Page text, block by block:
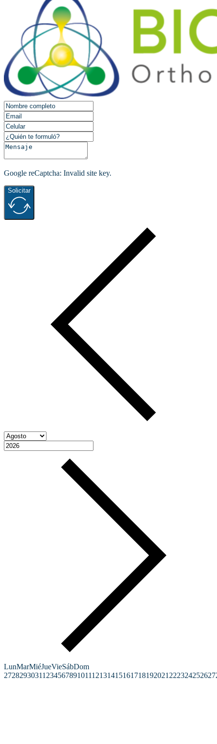
Google reCaptcha: Invalid site key.
Solicitar
LunMarMiéJueVieSábDom
27282930311 23456789101112131415161718192021 222324252627